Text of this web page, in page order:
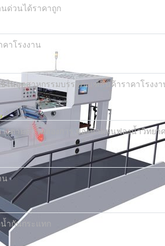
ด่วนได้ราคาถูก
าโรงงาน
ในอุตสาหกรรมบรรจุภัณฑ์สินค้าราคาโรงงา
งตามความต้องการ ฟองน้ําแผ่นฟองน้ำวิทยา
น
ำกันกระแทก